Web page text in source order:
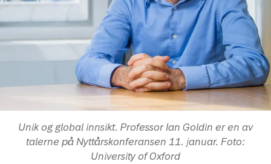
Unik og global innsikt. Professor Ian Goldin er en av
talerne på Nyttårskonferansen 11. januar. Foto:
University of Oxford